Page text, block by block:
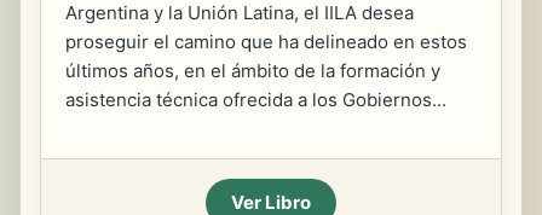
Argentina y la Unión Latina, el IILA desea
proseguir el camino que ha delineado en estos
últimos años, en el ámbito de la formación y
asistencia técnica ofrecida a los Gobiernos...
Ver Libro